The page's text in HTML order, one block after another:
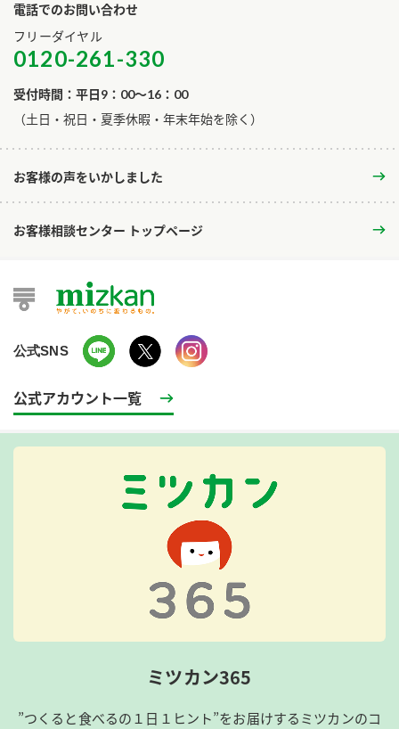
電話でのお問い合わせ
フリーダイヤル
0120-261-330
受付時間：平日9：00～16：00
​（土日・祝日・夏季休暇・年末年始を除く）
お客様の声をいかしました
お客様相談センター トップページ
公式SNS
公式アカウント一覧
ミツカン365
”つくると食べるの１日１ヒント”をお届けするミツカンのコ